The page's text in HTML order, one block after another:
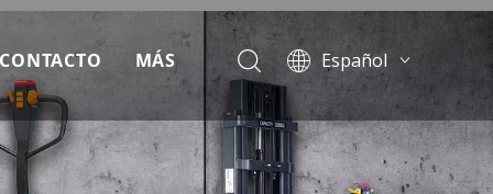
CONTACTO MÁS
Español
English
Français
Pусский
Português